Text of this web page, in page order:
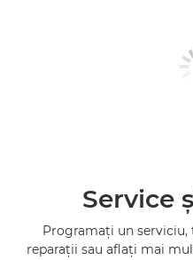
Service
Programaţi un
reparaţii sau aflaţi mai